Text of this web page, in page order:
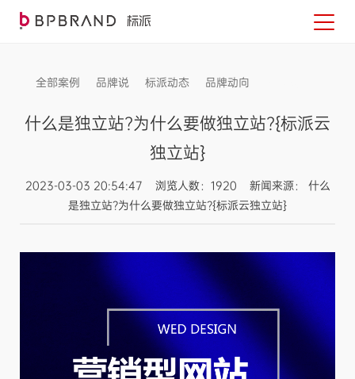
全部案例 品牌说 标派动态 品牌动向
什么是独立站?为什么要做独立站?{标派云
独立站}
2023-03-03 20:54:47 浏览人数：1920 新闻来源： 什么
是独立站?为什么要做独立站?{标派云独立站}